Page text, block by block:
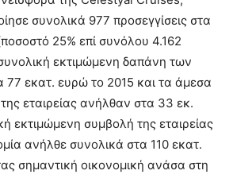
συνολικά 977 προσεγγίσεις στα
25% επί συνόλου 4.162
εκτιμώμενη δαπάνη των
77 εκατ. ευρώ το 2015 και τα άμεσα
εταιρείας ανήλθαν στα 33 εκ.
εκτιμώμενη συμβολή της εταιρείας
ανήλθε συνολικά στα 110 εκατ.
σημαντική οικονομική ανάσα στη